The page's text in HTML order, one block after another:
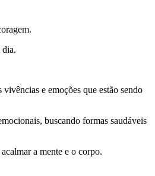
dia.
e emoções que estão sendo
buscando formas saudáveis
a mente e o corpo.